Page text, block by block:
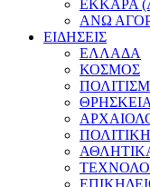
Δομοκού
Φθιώτιδος
ΕΚΚΑΡΑ
ΑΝΩ
ΕΙΔΗΣΕΙΣ
ΕΛΛΑΔΑ
ΚΟΣΜΟΣ
ΘΡΗΣΚΕΙΑ
ΠΟΛΙΤΙΚΗ